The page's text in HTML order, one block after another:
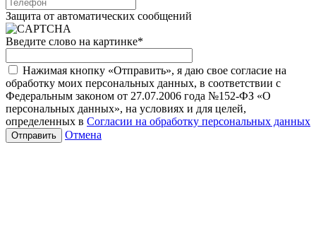
Защита от автоматических сообщений
Введите слово на картинке*
Нажимая кнопку «Отправить», я даю свое согласие на
обработку моих персональных данных, в соответствии с
Федеральным законом от 27.07.2006 года №152-ФЗ «О
персональных данных», на условиях и для целей,
определенных в Согласии на обработку персональных данных
Отмена